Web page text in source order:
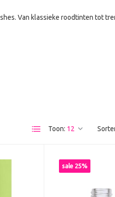
Van klassieke roodtinten tot
Toon:
sale 25%